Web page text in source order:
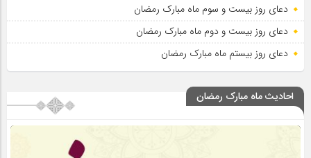
دعای روز بیست و سوم ماه مبارک رمضان
دعای روز بیست و دوم ماه مبارک رمضان
دعای روز بیستم ماه مبارک رمضان
احادیث ماه مبارک رمضان